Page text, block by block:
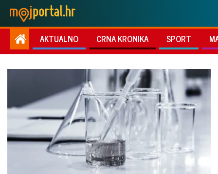
AKTUALNO CRNA KRONIKA SPORT